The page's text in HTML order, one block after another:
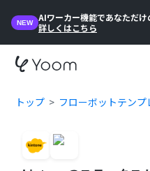
NEW
AIワーカー機能であなただけ
詳しくはこちら
トップ フローボットテンプ